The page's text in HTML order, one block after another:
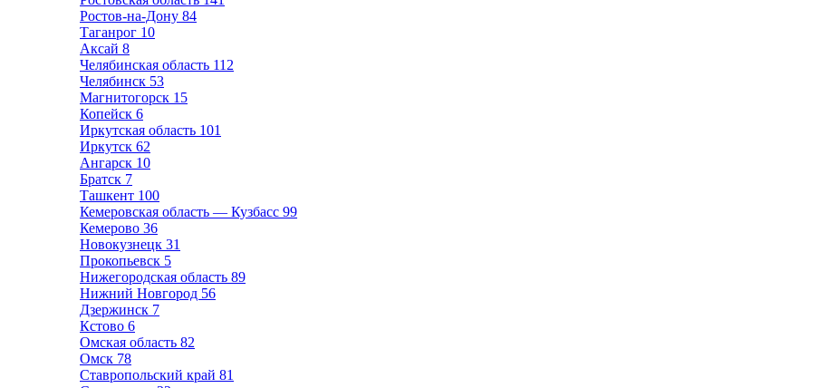
Ростов-на-Дону 84
Таганрог 10
Аксай 8
Челябинская область 112
Челябинск 53
Магнитогорск 15
Копейск 6
Иркутская область 101
Иркутск 62
Ангарск 10
Братск 7
Ташкент 100
Кемеровская область — Кузбасс 99
Кемерово 36
Новокузнецк 31
Прокопьевск 5
Нижегородская область 89
Нижний Новгород 56
Дзержинск 7
Кстово 6
Омская область 82
Омск 78
Ставропольский край 81